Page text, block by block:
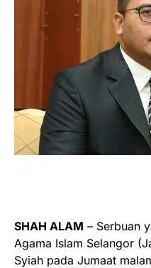
SHAH ALAM – Serbuan
Agama Islam Selangor
Syiah pada Jumaat